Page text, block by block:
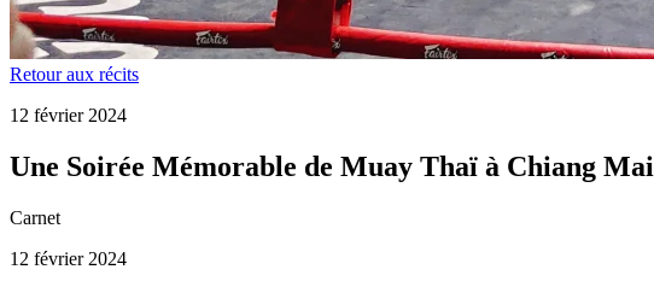
Retour aux récits
12 février 2024
Une Soirée Mémorable de Muay Thaï à Chiang Mai
Carnet
12 février 2024